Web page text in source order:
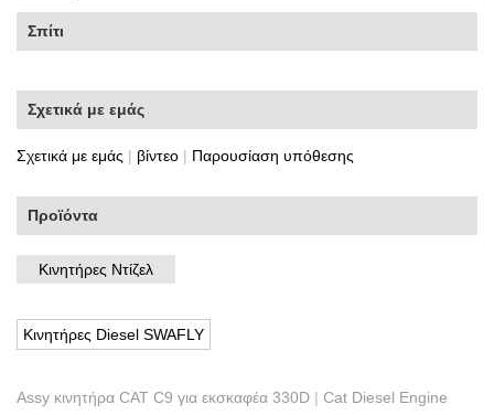
Σπίτι
Σχετικά με εμάς
Σχετικά με εμάς | βίντεο | Παρουσίαση υπόθεσης
Προϊόντα
Κινητήρες Ντίζελ
Κινητήρες Diesel SWAFLY
Assy κινητήρα CAT C9 για εκσκαφέα 330D | Cat Diesel Engine